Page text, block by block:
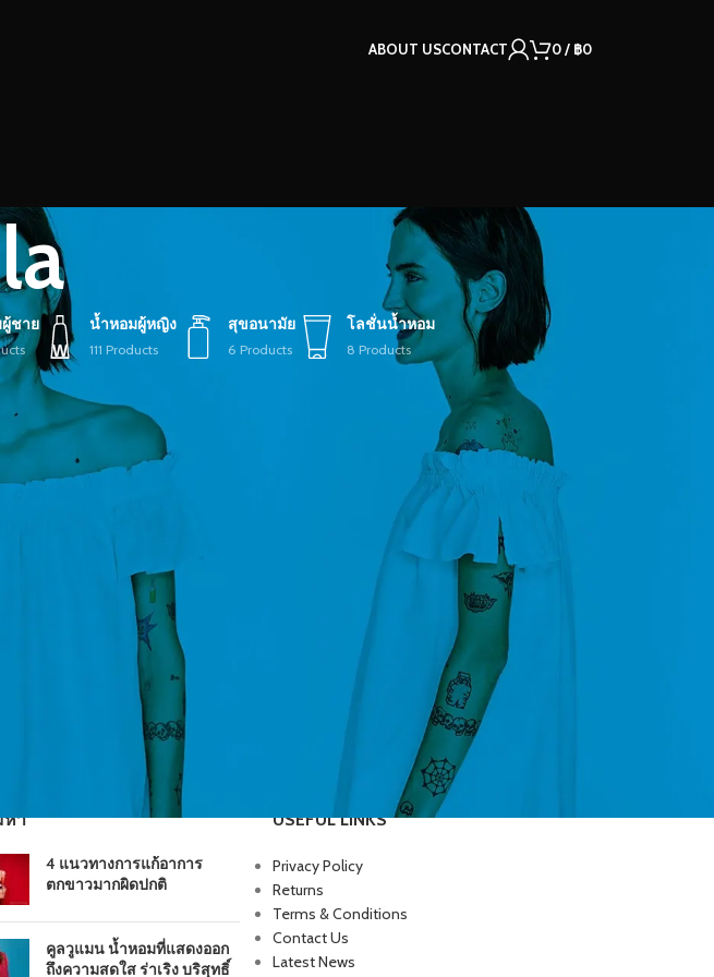
ABOUT USCONTACT 0/ ฿0
ชาย น้ำหอมผู้หญิง
111 Products
สุขอนามัย
6 Products
โลชั่นน้ำหอม
8 Products
า
4 แนวทางการแก้อาการ
ตกขาวมากผิดปกติ
คูลวูแมน น้ำหอมที่แสดงออก
ถึงความสดใส ร่าเริง บริสุทธิ์
USEFUL LINKS
Privacy Policy
Returns
Terms & Conditions
Contact Us
Latest News